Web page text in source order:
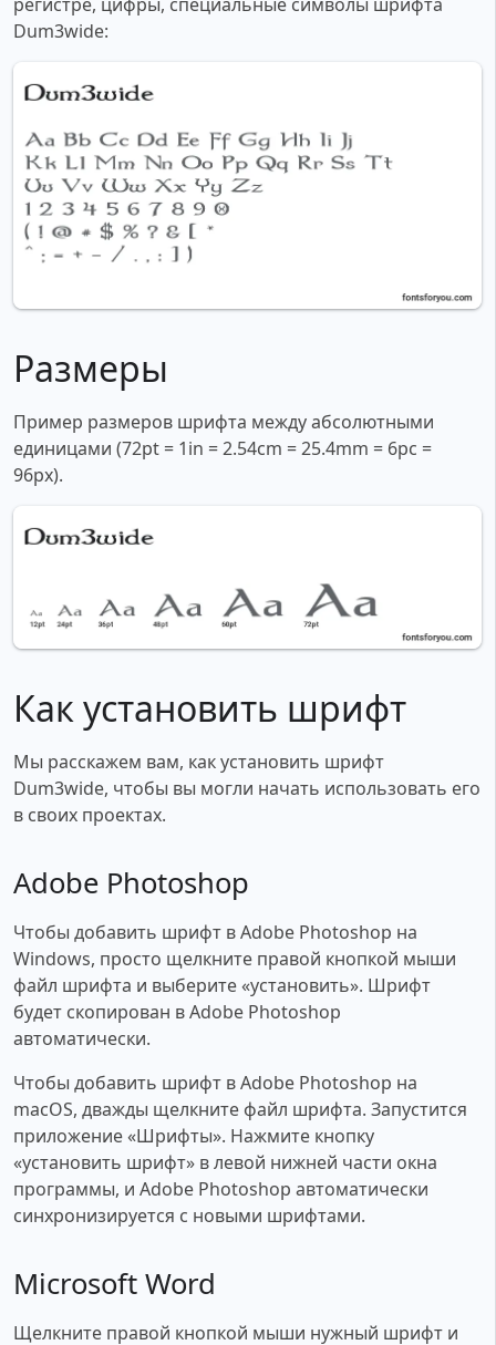
регистре, цифры, специальные символы шрифта
Dum3wide:
Размеры
Пример размеров шрифта между абсолютными
единицами (72pt = 1in = 2.54cm = 25.4mm = 6pc =
96px).
Как установить шрифт
Мы расскажем вам, как установить шрифт
Dum3wide, чтобы вы могли начать использовать его
в своих проектах.
Adobe Photoshop
Чтобы добавить шрифт в Adobe Photoshop на
Windows, просто щелкните правой кнопкой мыши
файл шрифта и выберите «установить». Шрифт
будет скопирован в Adobe Photoshop
автоматически.
Чтобы добавить шрифт в Adobe Photoshop на
macOS, дважды щелкните файл шрифта. Запустится
приложение «Шрифты». Нажмите кнопку
«установить шрифт» в левой нижней части окна
программы, и Adobe Photoshop автоматически
синхронизируется с новыми шрифтами.
Microsoft Word
Щелкните правой кнопкой мыши нужный шрифт и